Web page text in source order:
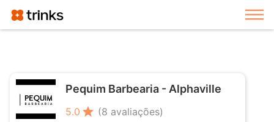
Pequim Barbearia - Alphaville
5.0 star (8 avaliações)